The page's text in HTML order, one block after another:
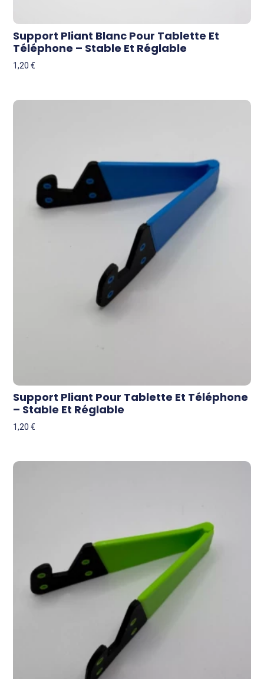
Support Pliant Blanc Pour Tablette Et
Téléphone – Stable Et Réglable
1,20€
Support Pliant Pour Tablette Et Téléphone
– Stable Et Réglable
1,20€